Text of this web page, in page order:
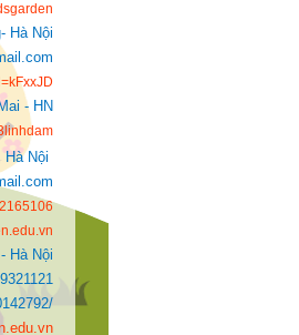
Hà Nội
- HN
Nội
Hà Nội